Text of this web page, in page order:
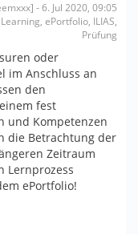
- 6. Jul 2020, 09:05
ePortfolio, ILIAS,
Prüfung
oder
im Anschluss an
den
fest
und Kompetenzen
die Betrachtung der
Zeitraum
Lernprozess
ePortfolio!